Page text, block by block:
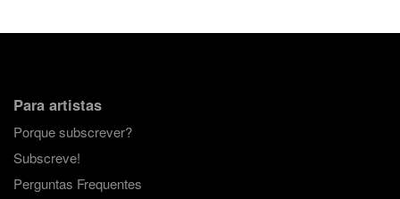
Para artistas
Porque subscrever?
Subscreve!
Perguntas Frequentes